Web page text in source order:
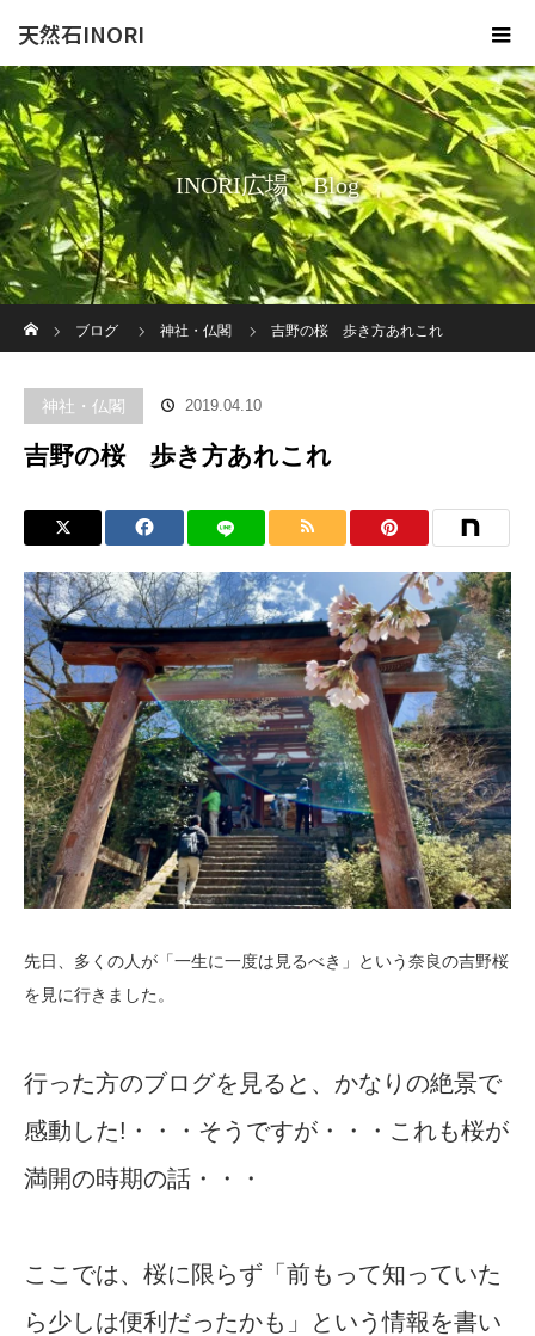
天然石INORI
INORI広場 Blog
ブログ
神社・仏閣 吉野の桜 歩き方あれこれ
神社・仏閣 2019.04.10
吉野の桜 歩き方あれこれ
先日、多くの人が「一生に一度は見るべき」という奈良の吉野桜
を見に行きました。
行った方のブログを見ると、かなりの絶景で
感動した!・・・そうですが・・・これも桜が
満開の時期の話・・・
ここでは、桜に限らず「前もって知っていた
ら少しは便利だったかも」という情報を書い